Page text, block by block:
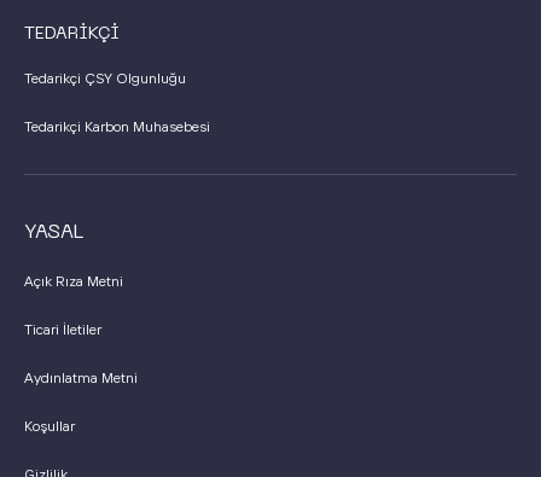
TEDARİKÇİ
Tedarikçi ÇSY Olgunluğu
Tedarikçi Karbon Muhasebesi
YASAL
Açık Rıza Metni
Ticari İletiler
Aydınlatma Metni
Koşullar